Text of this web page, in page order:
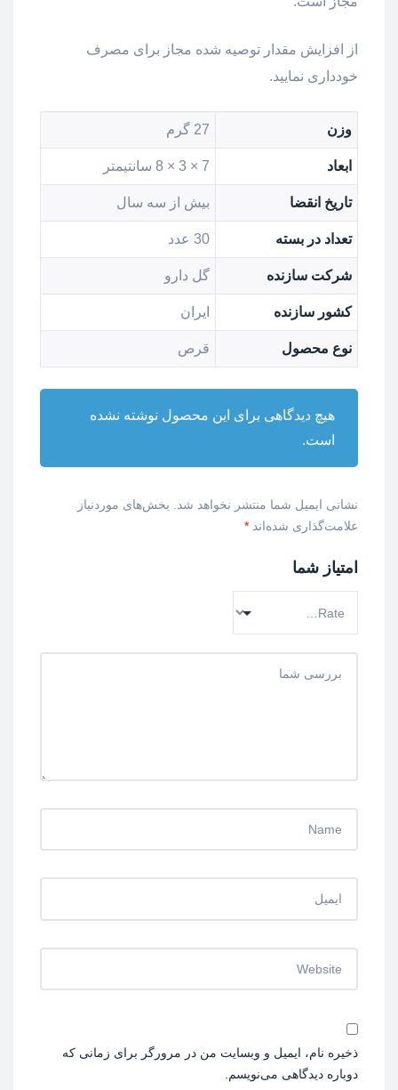
از افزایش مقدار توصیه شده مجاز برای مصرف
خودداری نمایید.
وزن 27 گرم
ابعاد 7 × 3 × 8 سانتیمتر
تاریخ انقضا بیش از سه سال
تعداد در بسته 30 عدد
شرکت سازنده گل دارو
کشور سازنده ایران
نوع محصول قرص
هیچ دیدگاهی برای این محصول نوشته نشده
است.
نشانی ایمیل شما منتشر نخواهد شد. بخش‌های موردنیاز
علامت‌گذاری شده‌اند *
امتیاز شما
ذخیره نام، ایمیل و وبسایت من در مرورگر برای زمانی که
دوباره دیدگاهی می‌نویسم.